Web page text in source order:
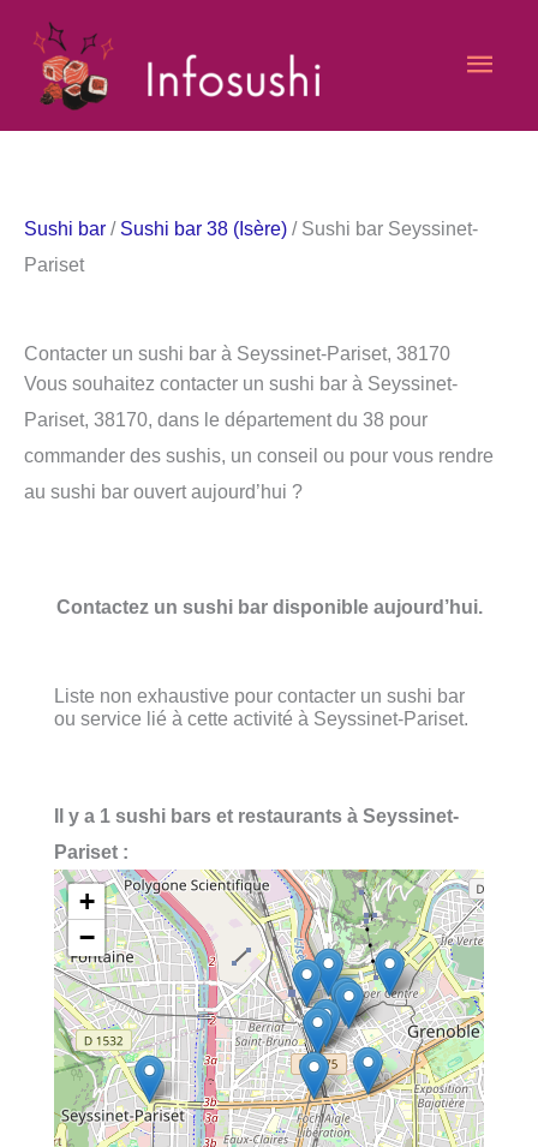
contenu
Sushi bar / Sushi bar 38 (Isère) / Sushi bar Seyssinet-
Pariset
Contacter un sushi bar à Seyssinet-Pariset, 38170
Vous souhaitez contacter un sushi bar à Seyssinet-
Pariset, 38170, dans le département du 38 pour
commander des sushis, un conseil ou pour vous rendre
au sushi bar ouvert aujourd’hui ?
Contactez un sushi bar disponible aujourd’hui.
Liste non exhaustive pour contacter un sushi bar
ou service lié à cette activité à Seyssinet-Pariset.
Il y a 1 sushi bars et restaurants à Seyssinet-
Pariset :
+
−